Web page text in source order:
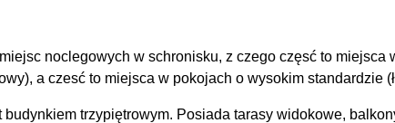
noclegowych w schronisku, z czego częsć to
a czesć to miejsca w pokojach o wysokim standardzie
budynkiem trzypiętrowym. Posiada tarasy widokowe,